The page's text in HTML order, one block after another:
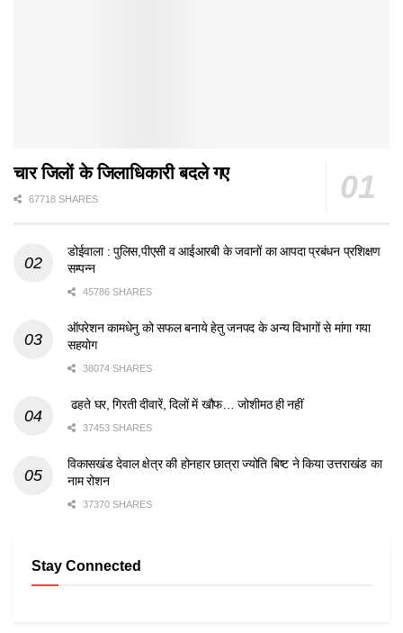
चार जिलों के जिलाधिकारी बदले गए
67718 SHARES
डोईवाला : पुलिस,पीएसी व आईआरबी के जवानों का आपदा प्रबंधन प्रशिक्षण
सम्पन्न
45786 SHARES
ऑपरेशन कामधेनु को सफल बनाये हेतु जनपद के अन्य विभागों से मांगा गया
सहयोग
38074 SHARES
ढहते घर, गिरती दीवारें, दिलों में खौफ… जोशीमठ ही नहीं
37453 SHARES
विकासखंड देवाल क्षेत्र की होनहार छात्रा ज्योति बिष्ट ने किया उत्तराखंड का
नाम रोशन
37370 SHARES
Stay Connected